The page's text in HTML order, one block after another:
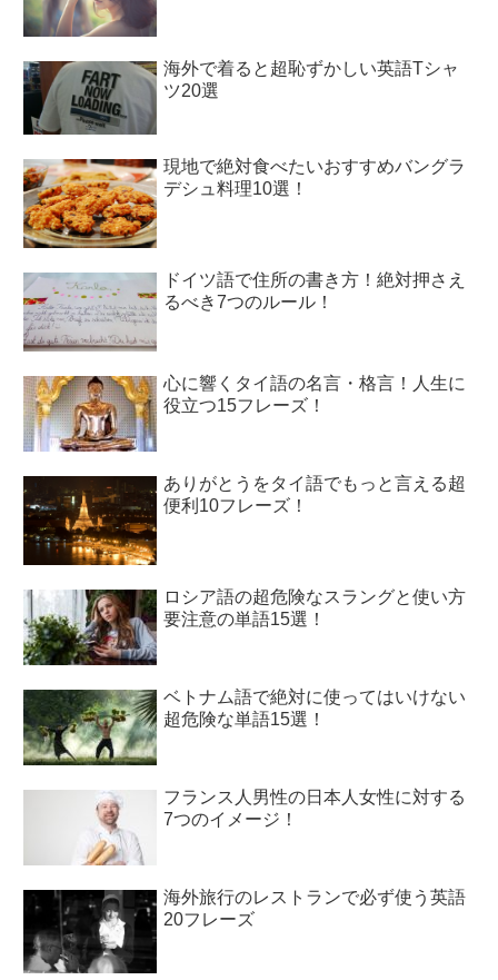
海外で着ると超恥ずかしい英語Tシャ
ツ20選
現地で絶対食べたいおすすめバングラ
デシュ料理10選！
ドイツ語で住所の書き方！絶対押さえ
るべき7つのルール！
心に響くタイ語の名言・格言！人生に
役立つ15フレーズ！
ありがとうをタイ語でもっと言える超
便利10フレーズ！
ロシア語の超危険なスラングと使い方
要注意の単語15選！
ベトナム語で絶対に使ってはいけない
超危険な単語15選！
フランス人男性の日本人女性に対する
7つのイメージ！
海外旅行のレストランで必ず使う英語
20フレーズ